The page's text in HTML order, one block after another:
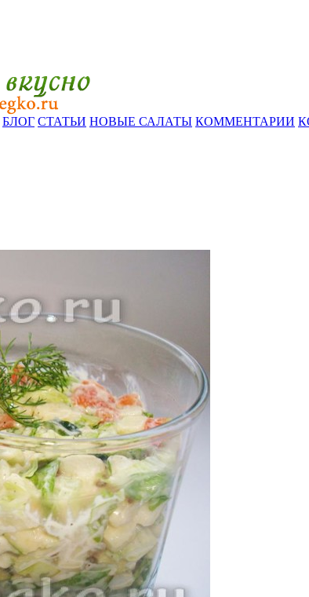
БЛОГ СТАТЬИ НОВЫЕ САЛАТЫ КОММЕНТАРИИ